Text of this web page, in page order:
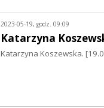
2023-05-19, godz. 09:09
Katarzyna
Katarzyna Koszewska.